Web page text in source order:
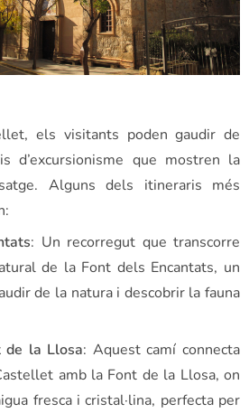
els visitants poden gaudir de
d’excursionisme que mostren la
Alguns dels itineraris més
: Un recorregut que transcorre
de la Font dels Encantats, un
de la natura i descobrir la fauna
de la Llosa: Aquest camí connecta
amb la Font de la Llosa, on
fresca i cristal·lina, perfecta per